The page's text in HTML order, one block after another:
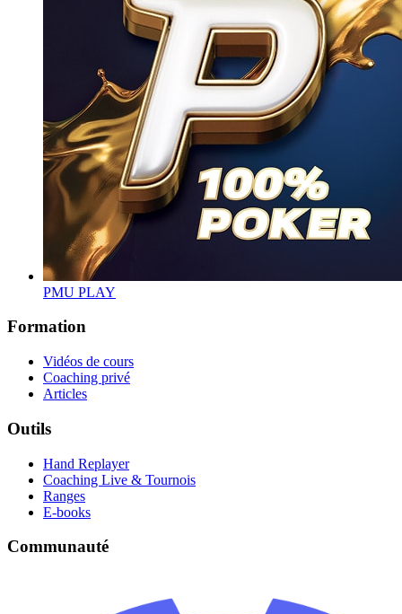
PMU PLAY
Formation
Vidéos de cours
Coaching privé
Articles
Outils
Hand Replayer
Coaching Live & Tournois
Ranges
E-books
Communauté